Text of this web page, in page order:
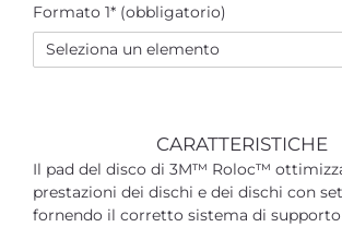
Formato 1* (obbligatorio)
Seleziona un elemento
CARATTERISTICHE
Il pad del disco di 3M™ Roloc™
prestazioni dei dischi e dei dischi con
fornendo il corretto sistema di